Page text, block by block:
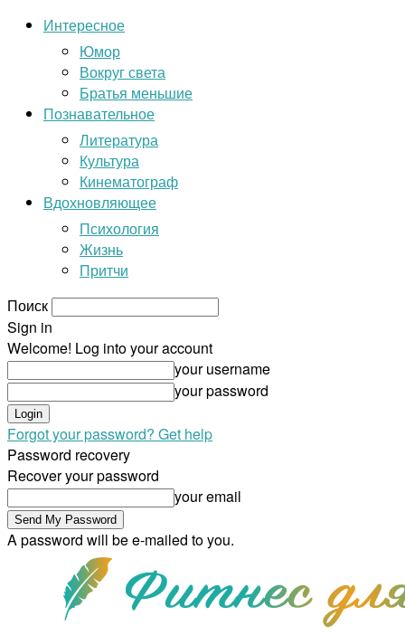
Интересное
Юмор
Вокруг света
Братья меньшие
Познавательное
Литература
Культура
Кинематограф
Вдохновляющее
Психология
Жизнь
Притчи
Поиск
Sign in
Welcome! Log into your account
your username
your password
Forgot your password? Get help
Password recovery
Recover your password
your email
A password will be e-mailed to you.